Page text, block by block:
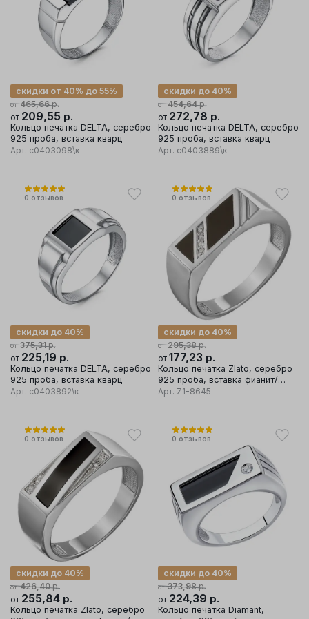
от 465,66р.
скидки от 40% до 55%
от 209,55 р.
Кольцо печатка DELTA, серебро
925 проба, вставка кварц
Арт. с0403098\к
от 454,64р.
скидки до 40%
от 272,78 р.
Кольцо печатка DELTA, серебро
925 проба, вставка кварц
Арт. с0403889\к
0 отзывов
от 375,31р.
скидки до 40%
от 225,19 р.
Кольцо печатка DELTA, серебро
925 проба, вставка кварц
Арт. с0403892\к
0 отзывов
от 295,38р.
скидки до 40%
от 177,23 р.
Кольцо печатка Zlato, серебро
925 проба, вставка фианит/
эмаль
Арт. Z1-8645
0 отзывов
от 426,40р.
скидки до 40%
от 255,84 р.
Кольцо печатка Zlato, серебро
0 отзывов
от 373,98р.
скидки до 40%
от 224,39 р.
Кольцо печатка Diamant,